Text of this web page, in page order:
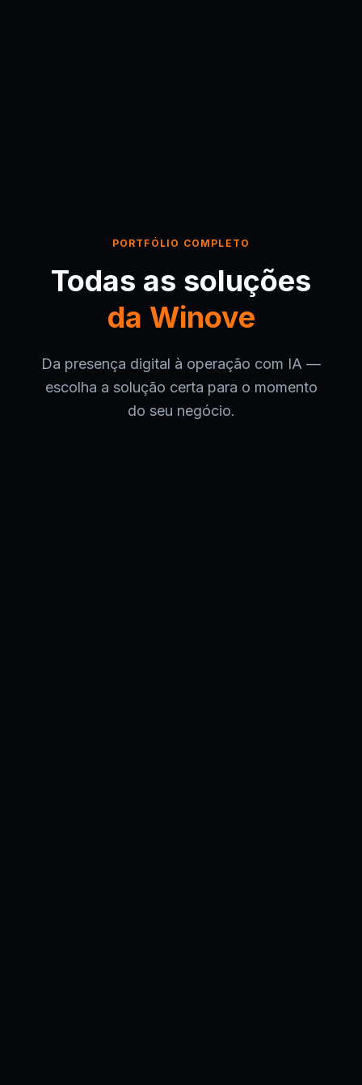
PORTFÓLIO COMPLETO
Todas as soluções
da Winove
Da presença digital à operação com IA —
escolha a solução certa para o momento
do seu negócio.